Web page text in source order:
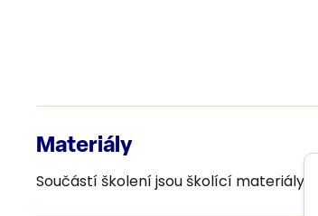
Text do sloupců
Materiály
Součástí školení jsou školící materiály